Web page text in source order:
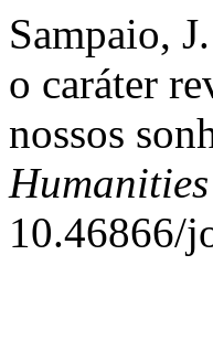
Sampaio,
o caráter
nossos
10.46866/